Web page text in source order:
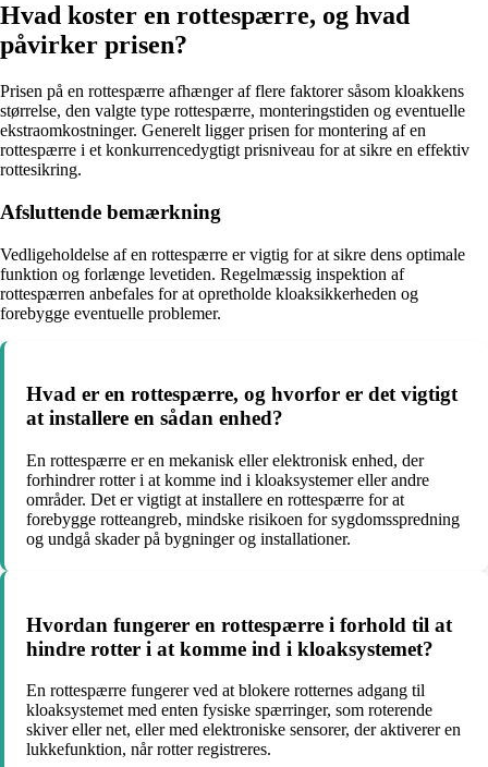
Hvad koster en rottespærre, og hvad
påvirker prisen?
Prisen på en rottespærre afhænger af flere faktorer såsom kloakkens
størrelse, den valgte type rottespærre, monteringstiden og eventuelle
ekstraomkostninger. Generelt ligger prisen for montering af en
rottespærre i et konkurrencedygtigt prisniveau for at sikre en effektiv
rottesikring.
Afsluttende bemærkning
Vedligeholdelse af en rottespærre er vigtig for at sikre dens optimale
funktion og forlænge levetiden. Regelmæssig inspektion af
rottespærren anbefales for at opretholde kloaksikkerheden og
forebygge eventuelle problemer.
Hvad er en rottespærre, og hvorfor er det vigtigt
at installere en sådan enhed?
En rottespærre er en mekanisk eller elektronisk enhed, der
forhindrer rotter i at komme ind i kloaksystemer eller andre
områder. Det er vigtigt at installere en rottespærre for at
forebygge rotteangreb, mindske risikoen for sygdomsspredning
og undgå skader på bygninger og installationer.
Hvordan fungerer en rottespærre i forhold til at
hindre rotter i at komme ind i kloaksystemet?
En rottespærre fungerer ved at blokere rotternes adgang til
kloaksystemet med enten fysiske spærringer, som roterende
skiver eller net, eller med elektroniske sensorer, der aktiverer en
lukkefunktion, når rotter registreres.